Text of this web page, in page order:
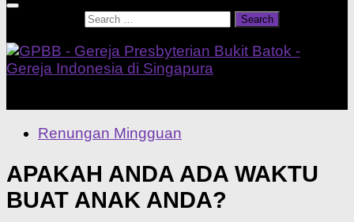
Renungan Mingguan
APAKAH ANDA ADA WAKTU
BUAT ANAK ANDA?